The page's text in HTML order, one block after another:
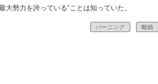
勢力を誇っている”ことは知っていた。
バーニング 離婚